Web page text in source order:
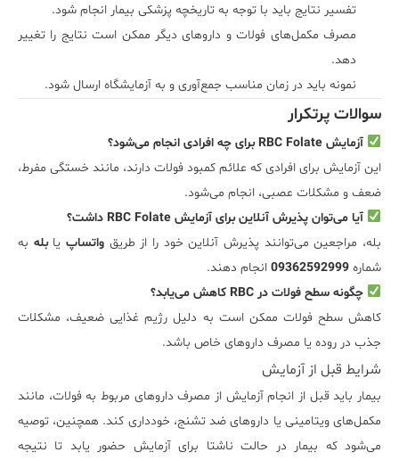
تفسیر نتایج باید با توجه به تاریخچه پزشکی بیمار انجام شود.
مصرف مکمل‌های فولات و داروهای دیگر ممکن است نتایج را تغییر
دهد.
نمونه باید در زمان مناسب جمع‌آوری و به آزمایشگاه ارسال شود.
سوالات پرتکرار
آزمایش RBC Folate برای چه افرادی انجام می‌شود؟
این آزمایش برای افرادی که علائم کمبود فولات دارند، مانند خستگی مفرط،
ضعف و مشکلات عصبی، انجام می‌شود.
آیا می‌توان پذیرش آنلاین برای آزمایش RBC Folate داشت؟
بله، مراجعین می‌توانند پذیرش آنلاین خود را از طریق واتساپیابله به
شماره 09362592999 انجام دهند.
چگونه سطح فولات در RBC کاهش می‌یابد؟
کاهش سطح فولات ممکن است به دلیل رژیم غذایی ضعیف، مشکلات
جذب در روده یا مصرف داروهای خاص باشد.
شرایط قبل از آزمایش
بیمار باید قبل از انجام آزمایش از مصرف داروهای مربوط به فولات، مانند
مکمل‌های ویتامینی یا داروهای ضد تشنج، خودداری کند. همچنین، توصیه
می‌شود که بیمار در حالت ناشتا برای آزمایش حضور یابد تا نتیجه